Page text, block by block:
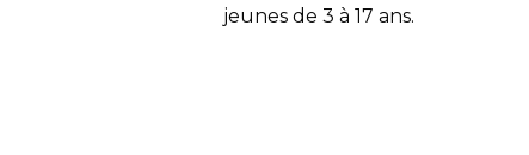
jeunes de 3 à 17 ans.